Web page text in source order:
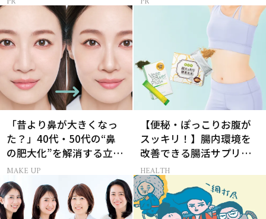
「昔より鼻が大きくなっ
た？」40代・50代の“鼻
の肥大化”を解消する立体
小鼻メイク
MAKE UP
【便秘・ぽっこりお腹が
スッキリ！】腸内環境を
改善できる腸活サプリっ
て？
HEALTH